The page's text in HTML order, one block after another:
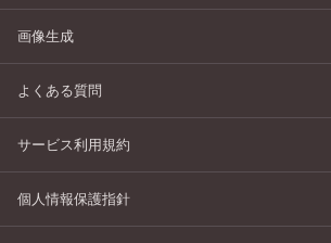
画像生成
よくある質問
サービス利用規約
個人情報保護指針